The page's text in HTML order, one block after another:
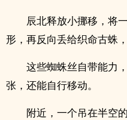
辰北释放小挪移，将
形，再反向丢给织命古蛛
这些蜘蛛丝自带能力
张，还能自行移动。
附近，一个吊在半空